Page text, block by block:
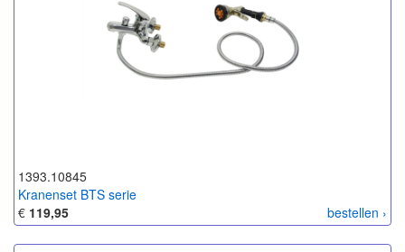
1393.10845
Kranenset BTS serie
bestellen ›
€ 119,95